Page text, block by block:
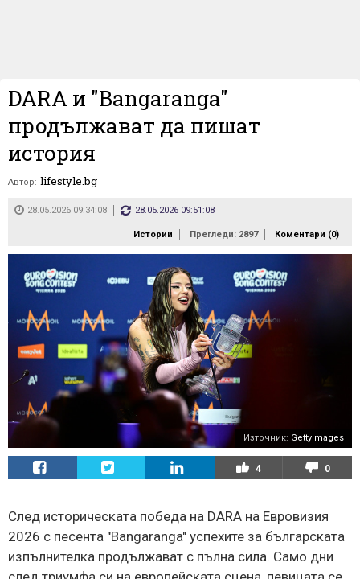
DARA и "Bangaranga"
продължават да пишат
история
Автор: lifestyle.bg
28.05.2026 09:34:08 28.05.2026 09:51:08
Истории Прегледи: 2897 Коментари (0)
Източник: GettyImages
4 0
След историческата победа на DARA на Евровизия
2026 с песента "Bangaranga" успехите за българската
изпълнителка продължават с пълна сила. Само дни